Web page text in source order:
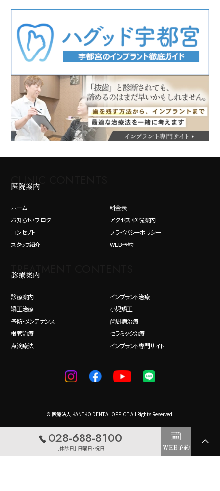
CLINIC CONTENTS
医院案内
ホーム
料金表
お知らせ・ブログ
アクセス・医院案内
コンセプト
プライバシーポリシー
スタッフ紹介
WEB予約
TREATMENT CONTENTS
診療案内
診療案内
インプラント治療
矯正治療
小児矯正
予防・メンテナンス
歯周病治療
根管治療
セラミック治療
点滴療法
インプラント専門サイト
© 医療法人 KANEKO DENTAL OFFICE All Rights Reserved.
028-688-8100
［休診日］ 日曜日・祝日 WEB予約